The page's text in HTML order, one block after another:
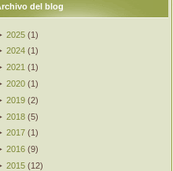
del blog
2025 (1)
2024 (1 )
2021 (1)
2020 (1)
2019 (2)
2018 (5)
2017 (1 )
2016 (9)
2015 (12)